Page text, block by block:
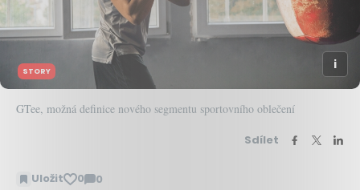
STORY
GTee, možná definice nového segmentu sportovního oblečení
Sdílet
Uložit 0 0
Zobrazit